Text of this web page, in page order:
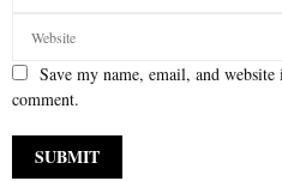
Save my name, email, and
comment.